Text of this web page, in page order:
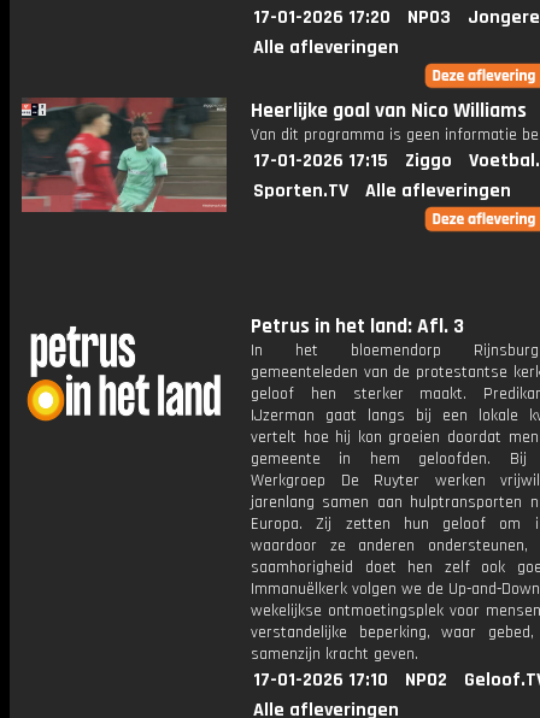
17-01-2026 17:20 NPO3
Alle afleveringen
Heerlijke goal van Nico Williams
Van dit programma is geen informatie
17-01-2026 17:15 Ziggo
Sporten.TV
Alle afleveringen
Petrus in het land: Afl. 3
In het bloemendorp
gemeenteleden van de protestantse
geloof hen sterker maakt.
IJzerman gaat langs bij een lokale
vertelt hoe hij kon groeien doordat
gemeente in hem geloofden. Bij
Werkgroep De Ruyter werken
jarenlang samen aan hulptransporten
Europa. Zij zetten hun geloof om
waardoor ze anderen
saamhorigheid doet hen zelf ook
Immanuëlkerk volgen we de Up-and-
wekelijkse ontmoetingsplek voor
verstandelijke beperking, waar
samenzijn kracht geven.
17-01-2026 17:10 NPO2
Alle afleveringen